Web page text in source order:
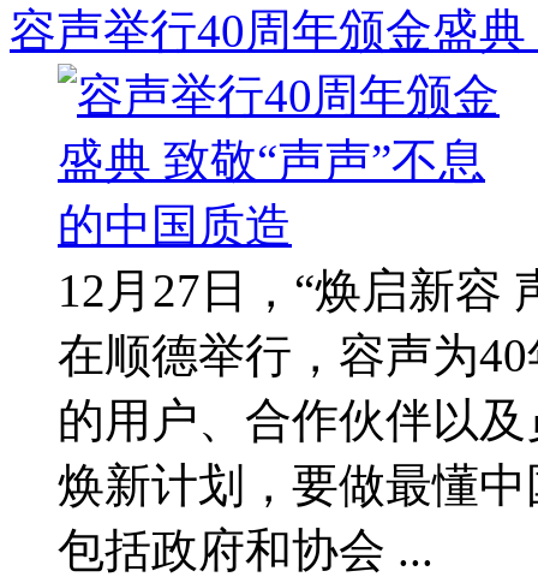
容声举行40周年颁金盛
12月27日，“焕启新容
在顺德举行，容声为
的用户、合作伙伴以
焕新计划，要做最懂
包括政府和协会 ...